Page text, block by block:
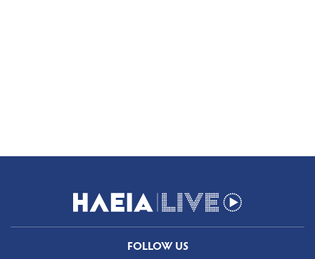
FOLLOW US